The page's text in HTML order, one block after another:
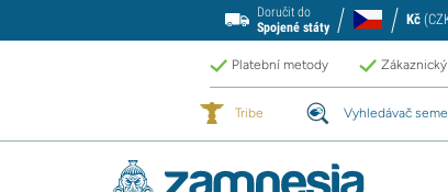
Doručit do
Spojené státy
Kč
Platební metody
Tribe Vyhledávač